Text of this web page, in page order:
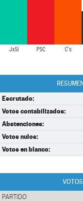
JxSí PSC C's
Escrutado:
Votos contabilizados:
Abstenciones:
Votos nulos:
Votos en blanco:
PARTIDO